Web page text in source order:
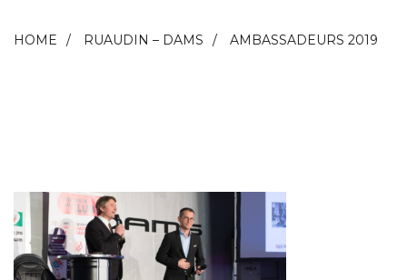
HOME RUAUDIN – DAMS AMBASSADEURS 2019